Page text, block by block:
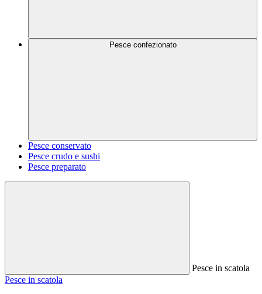
Pesce confezionato
Pesce conservato
Pesce crudo e sushi
Pesce preparato
Pesce in scatola
Pesce in scatola